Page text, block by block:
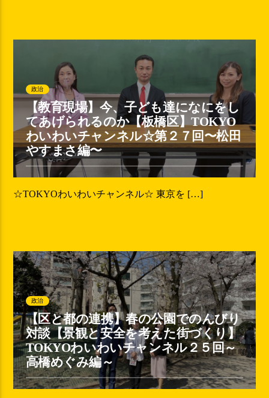
政治
【教育現場】今、子ども達になにをし
てあげられるのか【板橋区】TOKYO
わいわいチャンネル☆第２７回〜松田
やすまさ編〜
☆TOKYOわいわいチャンネル☆ 東京を […]
政治
【区と都の連携】春の公園でのんびり
対談【景観と安全を考えた街づくり】
TOKYOわいわいチャンネル２５回～
高橋めぐみ編～